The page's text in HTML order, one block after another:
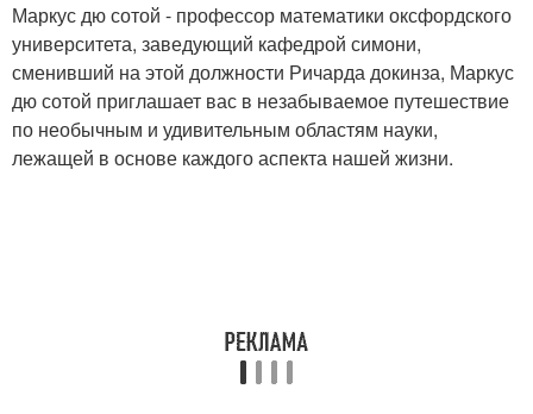
Маркус дю сотой - профессор математики оксфордского
университета, заведующий кафедрой симони,
сменивший на этой должности Ричарда докинза, Маркус
дю сотой приглашает вас в незабываемое путешествие
по необычным и удивительным областям науки,
лежащей в основе каждого аспекта нашей жизни.